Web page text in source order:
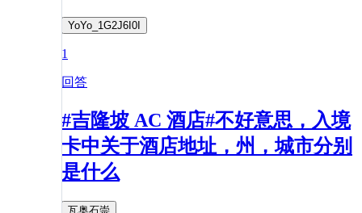
YoYo_1G2J6I0I
1
回答
#吉隆坡 AC 酒店#不好意思，入境
卡中关于酒店地址，州，城市分别
是什么
瓦奥石崇